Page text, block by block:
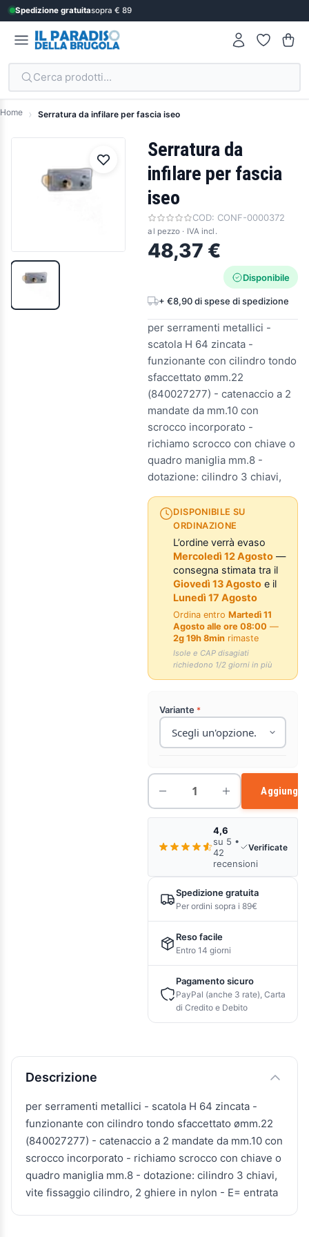
Spedizione gratuitasopra € 89
Cerca prodotti...
Home Serratura da infilare per fascia iseo
Serratura da
infilare per fascia
iseo
COD: CONF-0000372
al pezzo · IVA incl.
48,37 €
Disponibile
+ €8,90 di spese di spedizione
per serramenti metallici -
scatola H 64 zincata -
funzionante con cilindro tondo
sfaccettato ømm.22
(840027277) - catenaccio a 2
mandate da mm.10 con
scrocco incorporato -
richiamo scrocco con chiave o
quadro maniglia mm.8 -
dotazione: cilindro 3 chiavi,
DISPONIBILE SU
ORDINAZIONE
L’ordine verrà evaso
Mercoledì 12 Agosto —
consegna stimata tra il
Giovedì 13 Agosto e il
Lunedì 17 Agosto
Ordina entroMartedì 11
Agosto alle ore 08:00 —
2g 19h 8min rimaste
Isole e CAP disagiati
richiedono 1/2 giorni in più
Variante
Aggiungi
4,6
su 5 •
42
recensioni
Verificate
Spedizione gratuita
Per ordini sopra i 89€
Reso facile
Entro 14 giorni
Pagamento sicuro
PayPal (anche 3 rate), Carta
di Credito e Debito
Descrizione e caratteristiche
Descrizione
per serramenti metallici - scatola H 64 zincata -
funzionante con cilindro tondo sfaccettato ømm.22
(840027277) - catenaccio a 2 mandate da mm.10 con
scrocco incorporato - richiamo scrocco con chiave o
quadro maniglia mm.8 - dotazione: cilindro 3 chiavi,
vite fissaggio cilindro, 2 ghiere in nylon - E= entrata